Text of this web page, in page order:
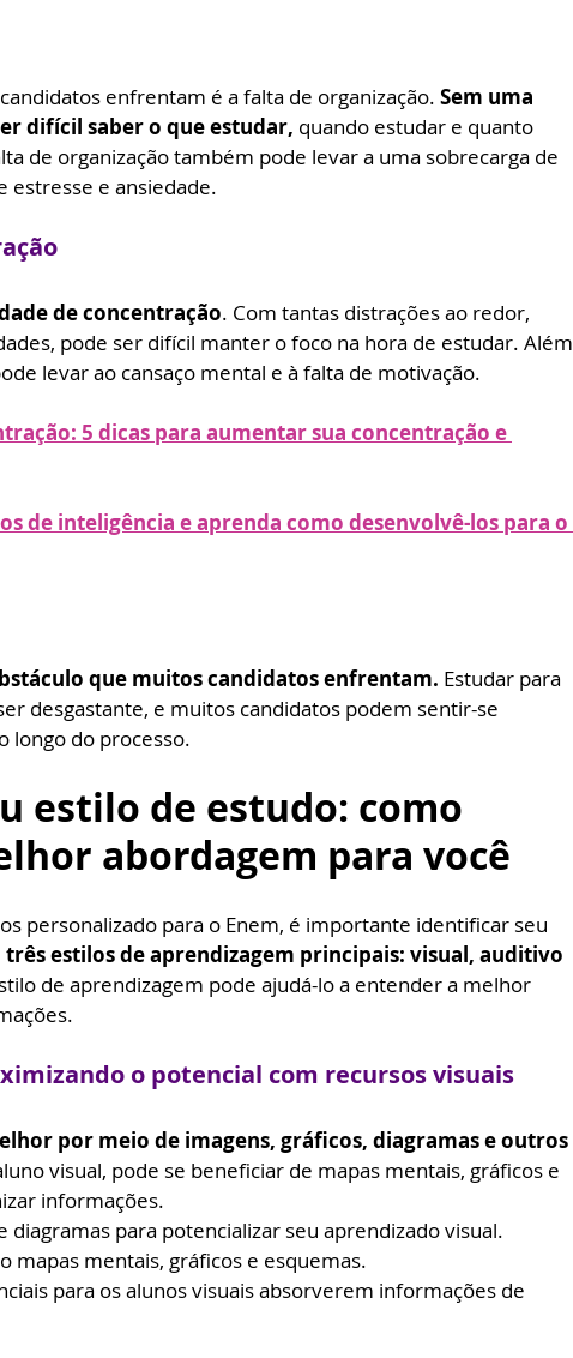
enfrentam é a falta de organização. Sem uma
difícil saber o que estudar, quando estudar e quanto
de organização também pode levar a uma sobrecarga de
estresse e ansiedade.
de concentração. Com tantas distrações ao redor,
pode ser difícil manter o foco na hora de estudar. Além
levar ao cansaço mental e à falta de motivação.
5 dicas para aumentar sua concentração e
de inteligência e aprenda como desenvolvê-los para o
que muitos candidatos enfrentam. Estudar para
desgastante, e muitos candidatos podem sentir-se
longo do processo.
estilo de estudo: como
abordagem para você
personalizado para o Enem, é importante identificar seu
três estilos de aprendizagem principais: visual, auditivo
de aprendizagem pode ajudá-lo a entender a melhor
o potencial com recursos visuais
por meio de imagens, gráficos, diagramas e outros
visual, pode se beneficiar de mapas mentais, gráficos e
informações.
diagramas para potencializar seu aprendizado visual.
mapas mentais, gráficos e esquemas.
para os alunos visuais absorverem informações de